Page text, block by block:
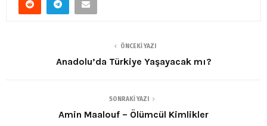
ÖNCEKI YAZI
Anadolu’da Türkiye Yaşayacak mı?
SONRAKI YAZI
Amin Maalouf – Ölümcül Kimlikler